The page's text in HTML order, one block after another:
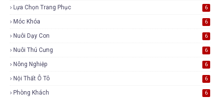
Lựa Chọn Trang Phục 6
Móc Khóa 6
Nuôi Dạy Con 6
Nuôi Thú Cưng 6
Nông Nghiệp 6
Nội Thất Ô Tô 6
Phòng Khách 6